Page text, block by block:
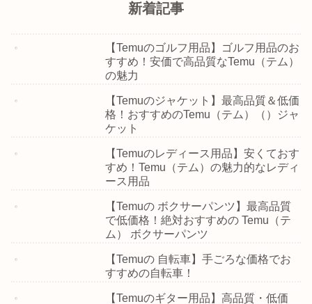
新着記事
【Temuのゴルフ用品】ゴルフ用品のお
すすめ！安価で高品質なTemu（テム）
の魅力
【Temuのジャケット】最高品質＆低価
格！おすすめのTemu（テム）（）ジャ
ケット
【Temuのレディース用品】安くておす
すめ！Temu（テム）の魅力的なレディ
ース用品
【Temuの ボクサーパンツ】最高品質
で低価格！絶対おすすめの Temu（テ
ム） ボクサーパンツ
【Temuの 自転車】手ごろな価格でお
すすめの自転車！
【Temuのギター用品】高品質・低価